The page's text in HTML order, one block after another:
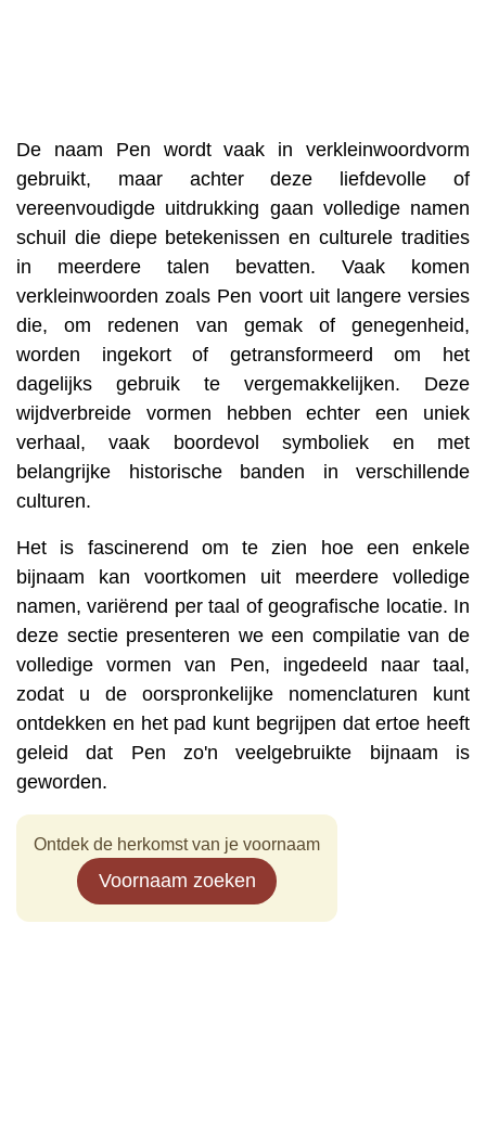
De naam Pen wordt vaak in verkleinwoordvorm
gebruikt, maar achter deze liefdevolle of
vereenvoudigde uitdrukking gaan volledige namen
schuil die diepe betekenissen en culturele tradities
in meerdere talen bevatten. Vaak komen
verkleinwoorden zoals Pen voort uit langere versies
die, om redenen van gemak of genegenheid,
worden ingekort of getransformeerd om het
dagelijks gebruik te vergemakkelijken. Deze
wijdverbreide vormen hebben echter een uniek
verhaal, vaak boordevol symboliek en met
belangrijke historische banden in verschillende
culturen.
Het is fascinerend om te zien hoe een enkele
bijnaam kan voortkomen uit meerdere volledige
namen, variërend per taal of geografische locatie. In
deze sectie presenteren we een compilatie van de
volledige vormen van Pen, ingedeeld naar taal,
zodat u de oorspronkelijke nomenclaturen kunt
ontdekken en het pad kunt begrijpen dat ertoe heeft
geleid dat Pen zo'n veelgebruikte bijnaam is
geworden.
Ontdek de herkomst van je voornaam
Voornaam zoeken